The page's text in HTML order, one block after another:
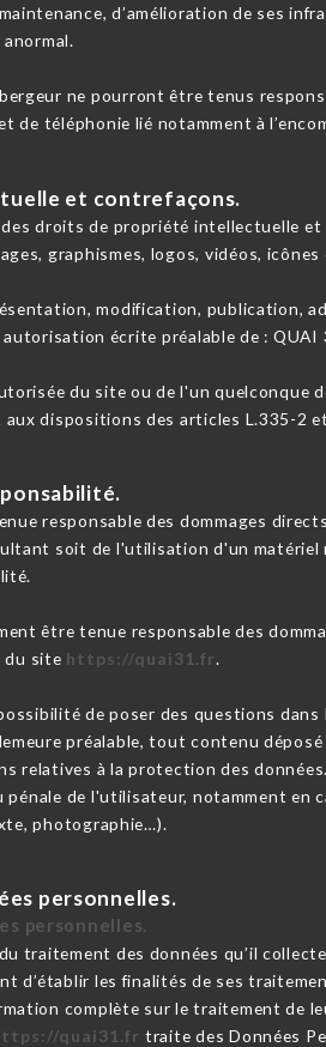
d’amélioration de ses
ne pourront être tenus
de téléphonie lié notamment à
et contrefaçons.
droits de propriété intellectuelle
graphismes, logos, vidéos, icônes
modification, publication,
écrite préalable de : QUAI
du site ou de l'un quelconque
aux dispositions des articles L.335-2
responsable des dommages
soit de l'utilisation d'un matériel
être tenue responsable des
du site https://quai31.fr.
de poser des questions
préalable, tout contenu
relatives à la protection des
de l'utilisateur, notamment en
photographie…).
personnelles.
personnelles.
traitement des données qu’il
d’établir les finalités de ses
complète sur le traitement de
quai31.fr traite des Données